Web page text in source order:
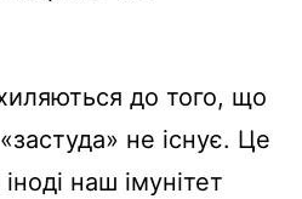
до того, що
не існує. Це
наш імунітет